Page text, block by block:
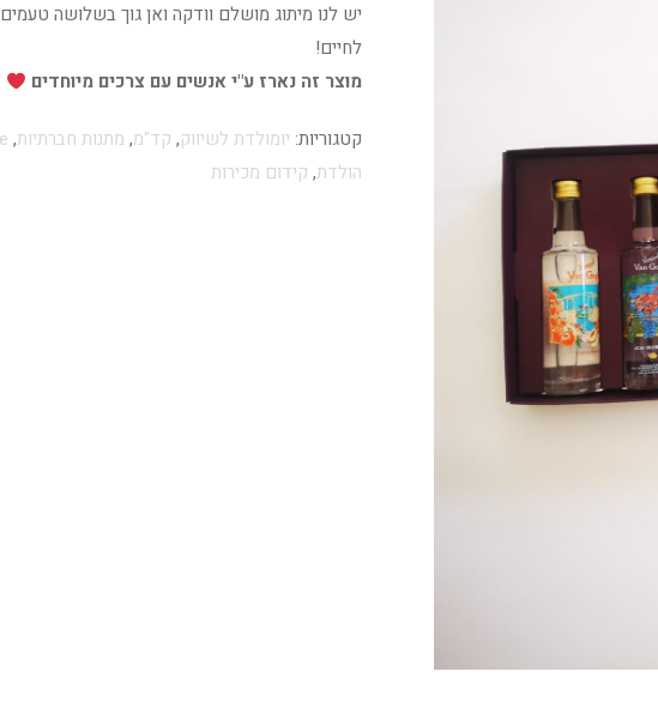
יש לנו מיתוג מושלם וודקה ואן גוך בשלושה
לחיים!
מוצר זה נארז ע"י אנשים עם צרכים מיוחדים
קטגוריות: יומולדת לשיווק, קד"מ, מתנות חברתיות,
הולדת, קידום מכירות